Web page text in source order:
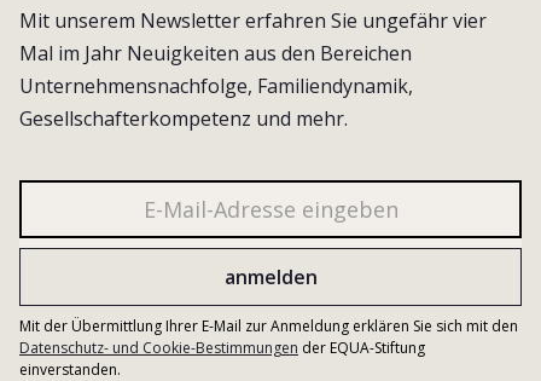
Mit unserem Newsletter erfahren Sie ungefähr vier
Mal im Jahr Neuigkeiten aus den Bereichen
Unternehmensnachfolge, Familiendynamik,
Gesellschafterkompetenz und mehr.
Mit der Übermittlung Ihrer E-Mail zur Anmeldung erklären Sie sich mit den
Datenschutz- und Cookie-Bestimmungen der EQUA-Stiftung
einverstanden.